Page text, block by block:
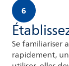
6
Se familiariser
rapidement,